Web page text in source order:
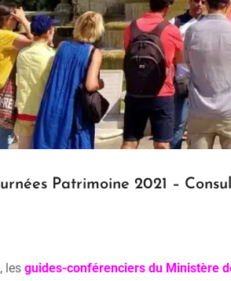
Patrimoine 2021 –
les guides-conférenciers du Ministère